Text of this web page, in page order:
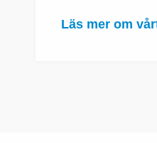
Läs mer om